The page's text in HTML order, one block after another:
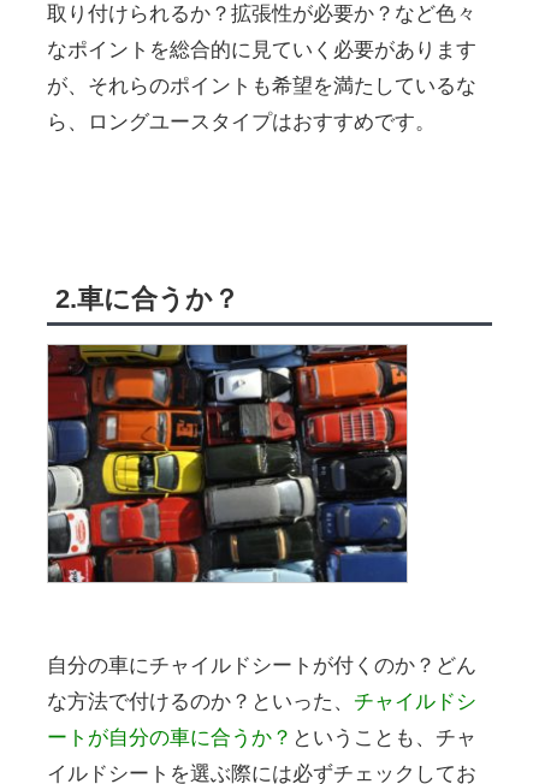
取り付けられるか？拡張性が必要か？など色々
なポイントを総合的に見ていく必要があります
が、それらのポイントも希望を満たしているな
ら、ロングユースタイプはおすすめです。
2.車に合うか？
自分の車にチャイルドシートが付くのか？どん
な方法で付けるのか？といった、 チャイルドシ
ートが自分の車に合うか？ ということも、チャ
イルドシートを選ぶ際には必ずチェックしてお